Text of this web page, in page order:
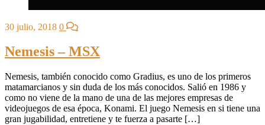
30 julio, 2018 0
Nemesis – MSX
Nemesis, también conocido como Gradius, es uno de los primeros
matamarcianos y sin duda de los más conocidos. Salió en 1986 y
como no viene de la mano de una de las mejores empresas de
videojuegos de esa época, Konami. El juego Nemesis en si tiene una
gran jugabilidad, entretiene y te fuerza a pasarte […]